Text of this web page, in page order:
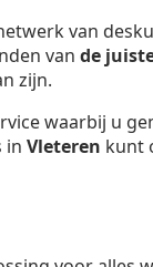
van
van de
zijn.
waarbij u
in Vleteren kunt